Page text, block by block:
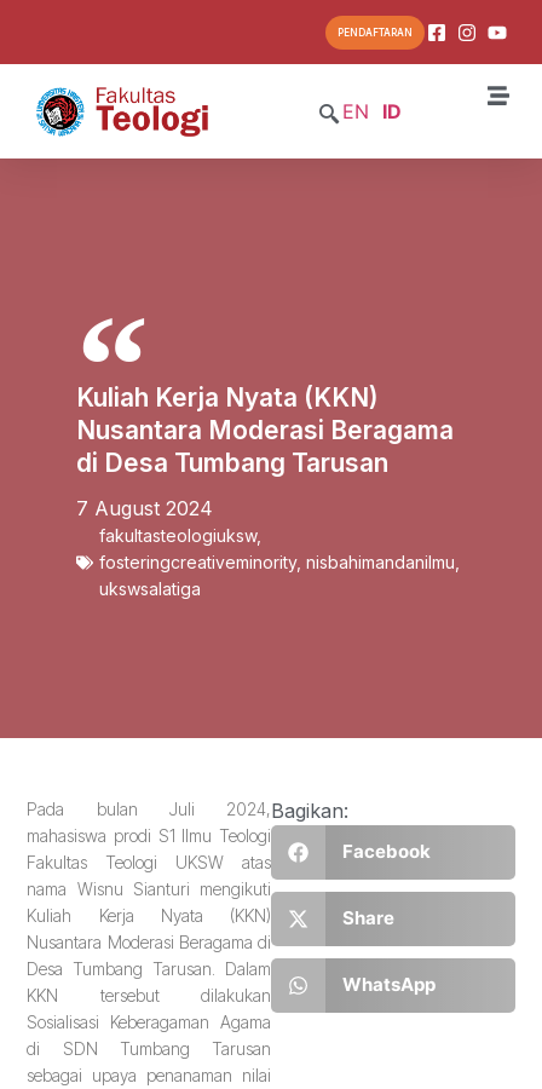
PENDAFTARAN
EN ID
Kuliah Kerja Nyata (KKN)
Nusantara Moderasi Beragama
di Desa Tumbang Tarusan
7 August 2024
fakultasteologiuksw,
fosteringcreativeminority, nisbahimandanilmu
ukswsalatiga
Pada bulan Juli 2024,
mahasiswa prodi S1 Ilmu Teologi
Fakultas Teologi UKSW atas
nama Wisnu Sianturi mengikuti
Kuliah Kerja Nyata (KKN)
Nusantara Moderasi Beragama di
Desa Tumbang Tarusan. Dalam
KKN tersebut dilakukan
Sosialisasi Keberagaman Agama
di SDN Tumbang Tarusan
sebagai upaya penanaman nilai
Bagikan:
Facebook
Share
WhatsApp